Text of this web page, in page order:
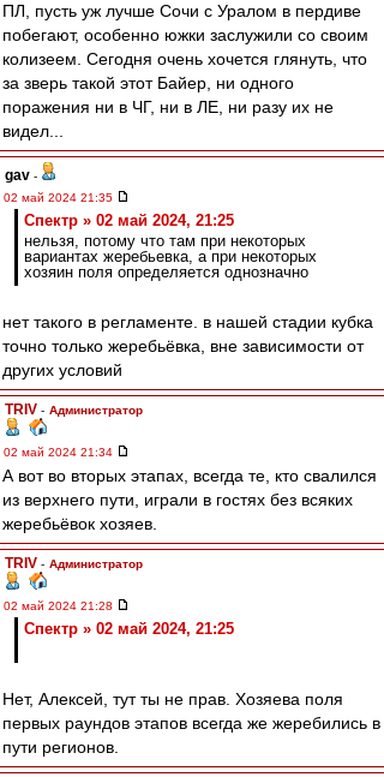
ПЛ, пусть уж лучше Сочи с Уралом в пердиве
побегают, особенно южки заслужили со своим
колизеем. Сегодня очень хочется глянуть, что
за зверь такой этот Байер, ни одного
поражения ни в ЧГ, ни в ЛЕ, ни разу их не
видел...
gav -
02 май 2024 21:35
Спектр » 02 май 2024, 21:25
нельзя, потому что там при некоторых
вариантах жеребьевка, а при некоторых
хозяин поля определяется однозначно
нет такого в регламенте. в нашей стадии кубка
точно только жеребьёвка, вне зависимости от
других условий
TRIV - Администратор
02 май 2024 21:34
А вот во вторых этапах, всегда те, кто свалился
из верхнего пути, играли в гостях без всяких
жеребьёвок хозяев.
TRIV - Администратор
02 май 2024 21:28
Спектр » 02 май 2024, 21:25
Нет, Алексей, тут ты не прав. Хозяева поля
первых раундов этапов всегда же жеребились в
пути регионов.